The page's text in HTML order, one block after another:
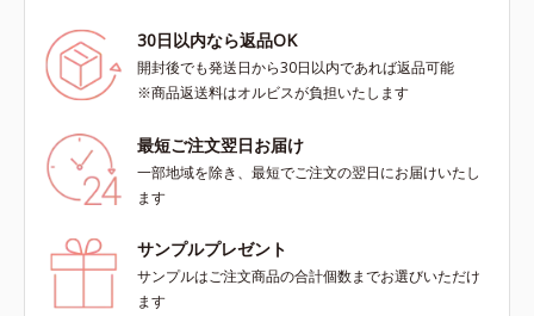
30日以内なら返品OK
開封後でも発送日から30日以内であれば返品可能
※商品返送料はオルビスが負担いたします
最短ご注文翌日お届け
一部地域を除き、最短でご注文の翌日にお届けいたし
ます
サンプルプレゼント
サンプルはご注文商品の合計個数までお選びいただけ
ます